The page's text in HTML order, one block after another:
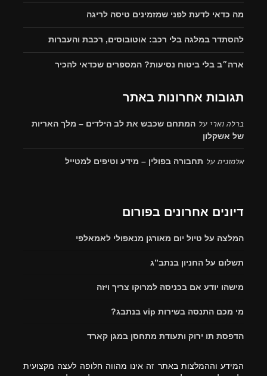
מה כדאי לדעת לפני שמזמינים טיסה לריגה
להסתדר במלגה בלי רכב: אוטובוסים, רכבת והעברות
ארה״ב בלי ביטוח נסיעות? המספרים שכדאי להכיר
תגובות אחרונות באתר
ברלה וארי על המתחם שכבש את לב הילדים – מלך האריות
של אשקלון
אלמוניתעל תחבורה בפולין – מידע וטיפים למטייל
דיונים אחרונים בפורום
המלצה על טיול יום מאורגן מנאפולי לאמאלפי
תשלום על החניון בנתב”ג
מישהו יודע אם בכניסה למרוקו צריך ויזה
מי מכם התנסה בשירות vip בנתבג?
הדפסת תו ירוק ותעודת מתחסן במגן קארד
המידע וההמלצות באתר זה אינו מהווה חלופה לעצה מקצועית